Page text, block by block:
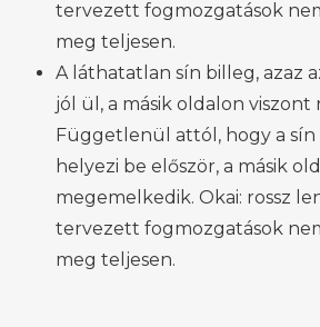
tervezett fogmozgatások
meg teljesen.
A láthatatlan sín billeg, azaz
jól ül, a másik oldalon viszont
Függetlenül attól, hogy a
helyezi be először, a másik
megemelkedik. Okai: rossz
tervezett fogmozgatások
meg teljesen.